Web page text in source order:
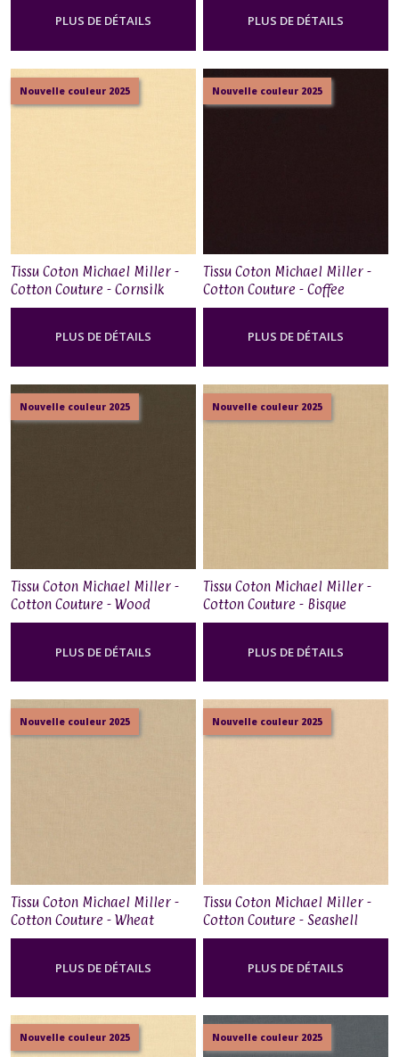
PLUS DE DÉTAILS PLUS DE DÉTAILS
Nouvelle couleur 2025
Tissu Coton Michael Miller -
Cotton Couture - Cornsilk
PLUS DE DÉTAILS
Nouvelle couleur 2025
Tissu Coton Michael Miller -
Cotton Couture - Coffee
PLUS DE DÉTAILS
Nouvelle couleur 2025
Tissu Coton Michael Miller -
Cotton Couture - Wood
PLUS DE DÉTAILS
Nouvelle couleur 2025
Tissu Coton Michael Miller -
Cotton Couture - Bisque
PLUS DE DÉTAILS
Nouvelle couleur 2025
Tissu Coton Michael Miller -
Cotton Couture - Wheat
PLUS DE DÉTAILS
Nouvelle couleur 2025
Tissu Coton Michael Miller -
Cotton Couture - Seashell
PLUS DE DÉTAILS
Nouvelle couleur 2025 Nouvelle couleur 2025